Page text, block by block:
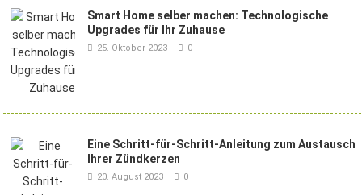
Smart Home selber machen: Technologische
Upgrades für Ihr Zuhause
25. Oktober 2023 0
Eine Schritt-für-Schritt-Anleitung zum Austausch
Ihrer Zündkerzen
20. August 2023 0